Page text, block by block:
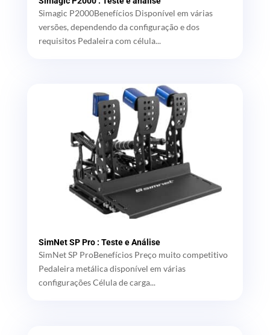
Simagic P2000Benefícios Disponível em várias
versões, dependendo da configuração e dos
requisitos Pedaleira com célula...
SimNet SP Pro : Teste e Análise
SimNet SP ProBenefícios Preço muito competitivo
Pedaleira metálica disponível em várias
configurações Célula de carga...